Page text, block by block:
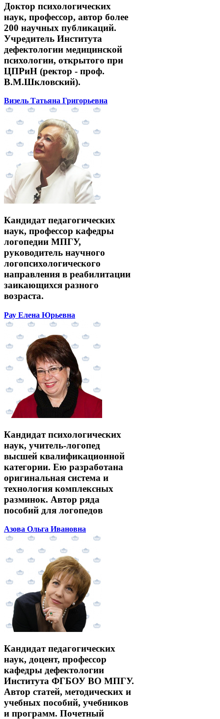
Доктор психологических
наук, профессор, автор более
200 научных публикаций.
Учредитель Института
дефектологии медицинской
психологии, открытого при
ЦПРиН (ректор - проф.
В.М.Шкловский).
Визель Татьяна Григорьевна
Кандидат педагогических
наук, профессор кафедры
логопедии МПГУ,
руководитель научного
логопсихологического
направления в реабилитации
заикающихся разного
возраста.
Рау Елена Юрьевна
Кандидат психологических
наук, учитель-логопед
высшей квалификационной
категории. Ею разработана
оригинальная система и
технология комплексных
разминок. Автор ряда
пособий для логопедов
Азова Ольга Ивановна
Кандидат педагогических
наук, доцент, профессор
кафедры дефектологии
Института ФГБОУ ВО МПГУ.
Автор статей, методических и
учебных пособий, учебников
и программ. Почетный